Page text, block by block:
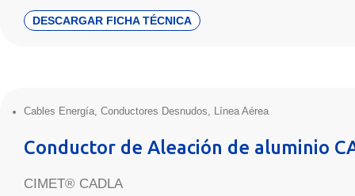
DESCARGAR FICHA TÉCNICA
Cables Energía, Conductores Desnudos, Línea Aérea
Conductor de Aleación de aluminio
CIMET® CADLA